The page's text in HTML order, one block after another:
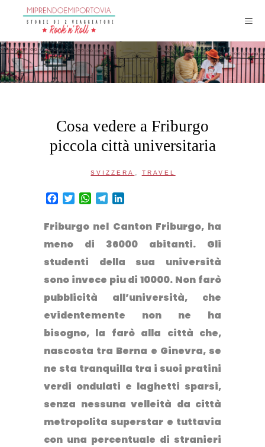
Cosa vedere a Friburgo
piccola città universitaria
SVIZZERA , TRAVEL
Facebook
TwitterWhatsApp
Telegram
Friburgo nel Canton Friburgo, ha
meno di 36000 abitanti. Gli
studenti della sua università
sono invece piu di 10000. Non farò
pubblicità all’università, che
evidentemente non ne ha
bisogno, la farò alla città che,
nascosta tra Berna e Ginevra, se
ne sta tranquilla tra i suoi pratini
verdi ondulati e laghetti sparsi,
senza nessuna velleità da città
metropolita superstar e tuttavia
con una percentuale di stranieri